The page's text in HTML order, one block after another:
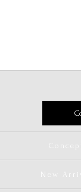
Concept
New